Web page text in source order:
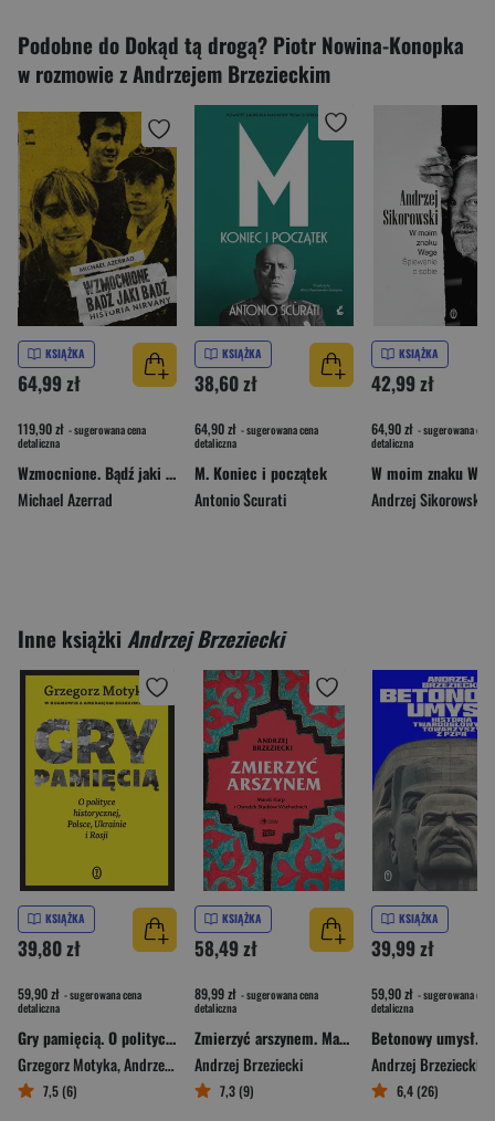
Podobne do Dokąd tą drogą? Piotr Nowina-Konopka
w rozmowie z Andrzejem Brzezieckim
KSIĄŻKA
64,99 zł
119,90 zł - sugerowana cena
detaliczna
Wzmocnione. Bądź jaki bądź. Historia Nirvany wyd. 2
Michael Azerrad
KSIĄŻKA
38,60 zł
64,90 zł - sugerowana cena
detaliczna
M. Koniec i początek
Antonio Scurati
KSIĄŻKA
42,99 zł
64,90 zł - sugerowana cena
detaliczna
Andrzej Sikorowski
Inne książki Andrzej Brzeziecki
KSIĄŻKA
39,80 zł
59,90 zł - sugerowana cena
detaliczna
Gry pamięcią. O polityce historycznej, Polsce, Ukrainie i Rosji
Grzegorz Motyka,Andrzej Brzeziecki
7,5 (6)
KSIĄŻKA
58,49 zł
89,99 zł - sugerowana cena
detaliczna
Zmierzyć arszynem. Marek Karp i Ośrodek Studiów Wschodnich
Andrzej Brzeziecki
7,3 (9)
KSIĄŻKA
39,99 zł
59,90 zł - sugerowana cena
detaliczna
Andrzej Brzeziecki
6,4 (26)